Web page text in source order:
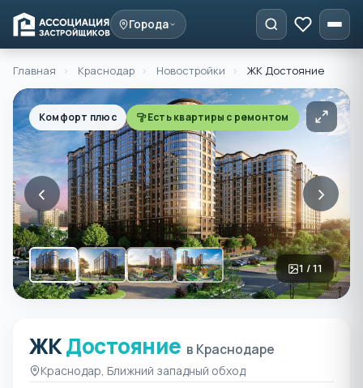
Города
Главная › Краснодар › Новостройки › ЖК Достояние
Комфорт плюс Есть квартиры с ремонтом
‹ ›
1 / 11
ЖК Достояние в
ЖКДостояние в Краснодаре
Краснодар, Ближний западный обход